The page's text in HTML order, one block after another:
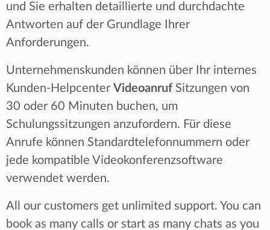
und Sie erhalten detaillierte und durchdachte
Antworten auf der Grundlage Ihrer
Anforderungen.
Unternehmenskunden können über Ihr internes
Kunden-Helpcenter Videoanruf Sitzungen von
30 oder 60 Minuten buchen, um
Schulungssitzungen anzufordern. Für diese
Anrufe können Standardtelefonnummern oder
jede kompatible Videokonferenzsoftware
verwendet werden.
All our customers get unlimited support. You can
book as many calls or start as many chats as you